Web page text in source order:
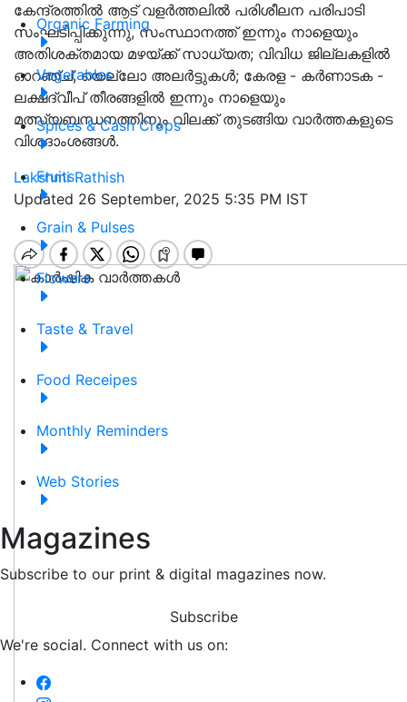
Organic Farming
Vegetables
Spices & Cash Crops
Fruits
Grain & Pulses
Flowers
Taste & Travel
Food Receipes
Monthly Reminders
Web Stories
Magazines
Subscribe to our print & digital magazines now.
Subscribe
We're social. Connect with us on:
കേന്ദ്രത്തിൽ ആട് വളർത്തലിൽ പരിശീലന പരിപാടി
സംഘടിപ്പിക്കുന്നു, സംസ്ഥാനത്ത് ഇന്നും നാളെയും
അതിശക്തമായ മഴയ്ക്ക് സാധ്യത; വിവിധ ജില്ലകളിൽ
ഓറഞ്ച്, യെല്ലോ അലർട്ടുകൾ; കേരള - കർണാടക -
ലക്ഷദ്വീപ് തീരങ്ങളിൽ ഇന്നും നാളെയും
മത്സ്യബന്ധനത്തിനും വിലക്ക് തുടങ്ങിയ വാർത്തകളുടെ
വിശദാംശങ്ങൾ.
Lakshmi Rathish
Updated 26 September, 2025 5:35 PM IST